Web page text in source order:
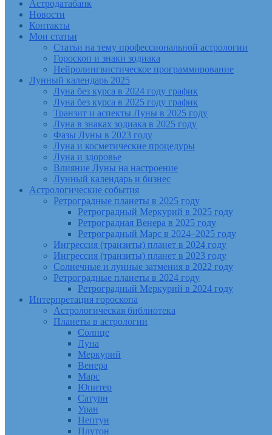
Астродатабанк
Новости
Контакты
Мои статьи
Статьи на тему профессиональной астрологии
Гороскоп и знаки зодиака
Нейролингвистическое программирование
Лунный календарь 2025
Луна без курса в 2024 году график
Луна без курса в 2025 году график
Транзит и аспекты Луны в 2025 году
Луна в знаках зодиака в 2025 году
Фазы Луны в 2023 году
Луна и косметические процедуры
Луна и здоровье
Влияние Луны на настроение
Лунный календарь и бизнес
Астрологические события
Ретроградные планеты в 2025 году
Ретроградный Меркурий в 2025 году
Ретроградная Венера в 2025 году
Ретроградный Марс в 2024–2025 году
Ингрессия (транзиты) планет в 2024 году
Ингрессия (транзиты) планет в 2023 году
Солнечные и лунные затмения в 2022 году
Ретроградные планеты в 2024 году
Ретроградный Меркурий в 2024 году
Интерпретация гороскопа
Астрологическая библиотека
Планеты в астрологии
Солнце
Луна
Меркурий
Венера
Марс
Юпитер
Сатурн
Уран
Нептун
Плутон